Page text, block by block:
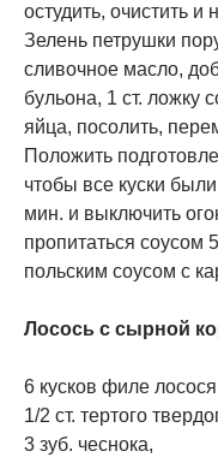
остудить, очистить и
Зелень петрушки
сливочное масло,
бульона, 1 ст. ложку
яйца, посолить,
Положить
чтобы все куски
мин. и выключить
пропитаться соусом
польским соусом с
Лосось с сырной
6 кусков филе
1/2 ст. тертого
3 зуб. чеснока,